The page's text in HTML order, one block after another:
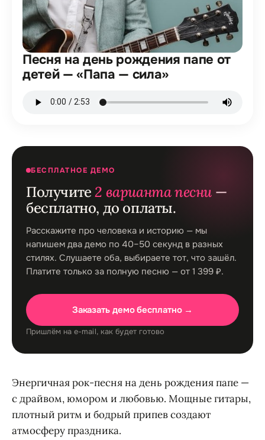
Песня на день рождения папе от
детей — «Папа — сила»
БЕСПЛАТНОЕ ДЕМО
Получите2 варианта песни —
бесплатно, до оплаты.
Расскажите про человека и историю — мы
напишем два демо по 40–50 секунд в разных
стилях. Слушаете оба, выбираете тот, что зашёл.
Платите только за полную песню — от 1 399 ₽.
Заказать демо бесплатно →
Пришлём на e-mail, как будет готово
Энергичная рок-песня на день рождения папе —
с драйвом, юмором и любовью. Мощные гитары,
плотный ритм и бодрый припев создают
атмосферу праздника.